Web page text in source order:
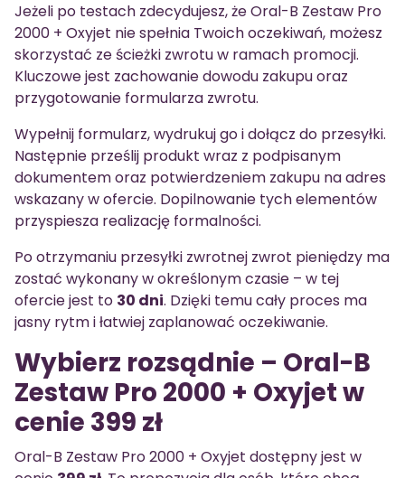
Jeżeli po testach zdecydujesz, że Oral-B Zestaw Pro
2000 + Oxyjet nie spełnia Twoich oczekiwań, możesz
skorzystać ze ścieżki zwrotu w ramach promocji.
Kluczowe jest zachowanie dowodu zakupu oraz
przygotowanie formularza zwrotu.
Wypełnij formularz, wydrukuj go i dołącz do przesyłki.
Następnie prześlij produkt wraz z podpisanym
dokumentem oraz potwierdzeniem zakupu na adres
wskazany w ofercie. Dopilnowanie tych elementów
przyspiesza realizację formalności.
Po otrzymaniu przesyłki zwrotnej zwrot pieniędzy ma
zostać wykonany w określonym czasie – w tej
ofercie jest to 30 dni. Dzięki temu cały proces ma
jasny rytm i łatwiej zaplanować oczekiwanie.
Wybierz rozsądnie – Oral-B
Zestaw Pro 2000 + Oxyjet w
cenie 399 zł
Oral-B Zestaw Pro 2000 + Oxyjet dostępny jest w